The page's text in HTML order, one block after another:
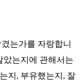
는가를 자랑합니
았는지에 관해서는
지 , 부유했는지 , 잘